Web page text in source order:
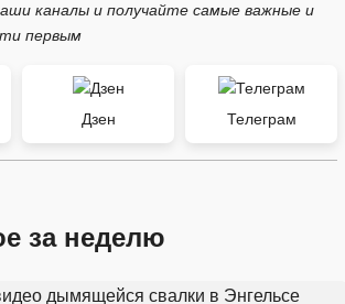
каналы и получайте самые важные и
первым
Дзен Телеграм
за неделю